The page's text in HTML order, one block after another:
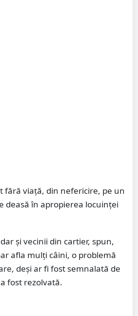
fără viață, din nefericire, pe un
deasă în apropierea locuinței
şi vecinii din cartier, spun,
afla mulţi câini, o problemă
deşi ar fi fost semnalată de
fost rezolvată.